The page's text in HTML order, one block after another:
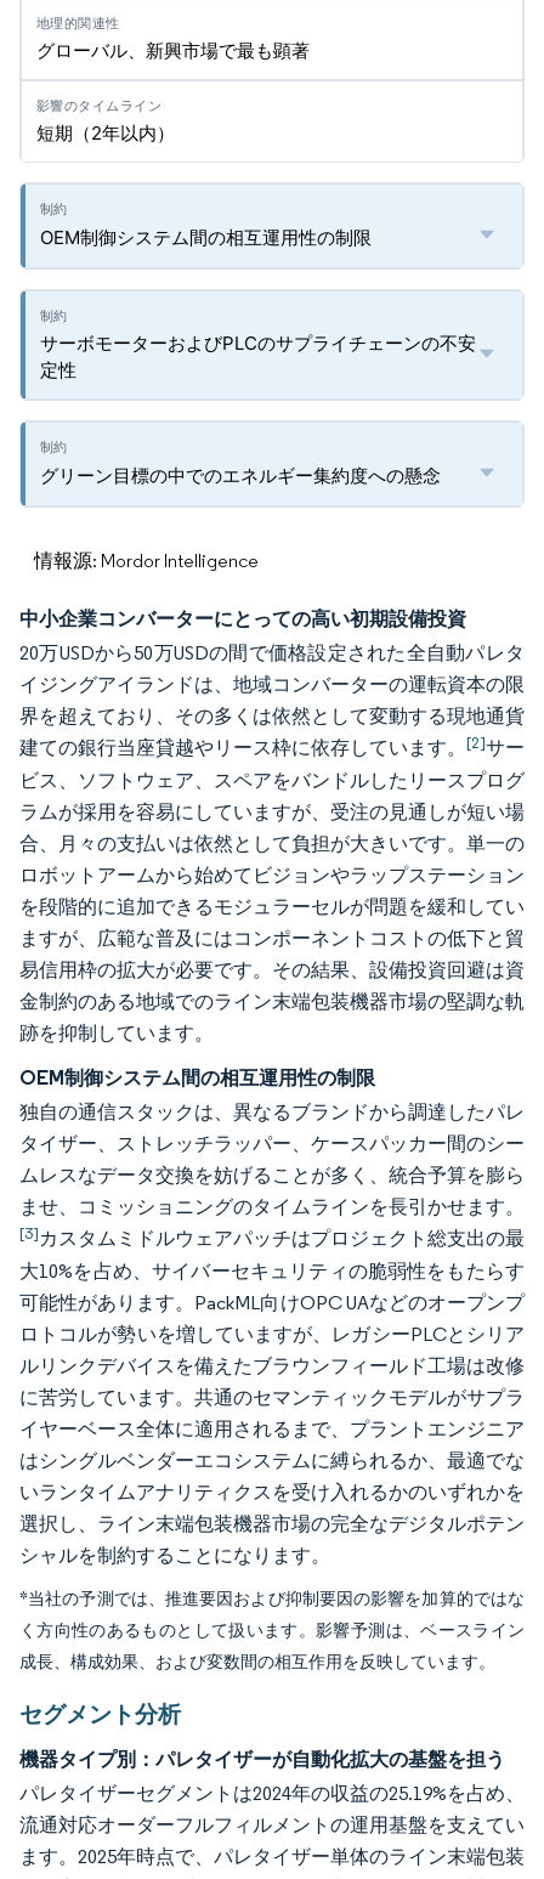
グローバル、新興市場で最も顕著
短期（2年以内）
OEM制御システム間の相互運用性の制限
サーボモーターおよびPLCのサプライチェーンの不安
定性
グリーン目標の中でのエネルギー集約度への懸念
情報源: Mordor Intelligence
中小企業コンバーターにとっての高い初期設備投資
20万USDから50万USDの間で価格設定された全自動パレタ
イジングアイランドは、地域コンバーターの運転資本の限
界を超えており、その多くは依然として変動する現地通貨
建ての銀行当座貸越やリース枠に依存しています。 [2]サー
ビス、ソフトウェア、スペアをバンドルしたリースプログ
ラムが採用を容易にしていますが、受注の見通しが短い場
合、月々の支払いは依然として負担が大きいです。単一の
ロボットアームから始めてビジョンやラップステーション
を段階的に追加できるモジュラーセルが問題を緩和してい
ますが、広範な普及にはコンポーネントコストの低下と貿
易信用枠の拡大が必要です。その結果、設備投資回避は資
金制約のある地域でのライン末端包装機器市場の堅調な軌
跡を抑制しています。
OEM制御システム間の相互運用性の制限
独自の通信スタックは、異なるブランドから調達したパレ
タイザー、ストレッチラッパー、ケースパッカー間のシー
ムレスなデータ交換を妨げることが多く、統合予算を膨ら
ませ、コミッショニングのタイムラインを長引かせます。
[3]カスタムミドルウェアパッチはプロジェクト総支出の最
大10%を占め、サイバーセキュリティの脆弱性をもたらす
可能性があります。PackML向けOPC UAなどのオープンプ
ロトコルが勢いを増していますが、レガシーPLCとシリア
ルリンクデバイスを備えたブラウンフィールド工場は改修
に苦労しています。共通のセマンティックモデルがサプラ
イヤーベース全体に適用されるまで、プラントエンジニア
はシングルベンダーエコシステムに縛られるか、最適でな
いランタイムアナリティクスを受け入れるかのいずれかを
選択し、ライン末端包装機器市場の完全なデジタルポテン
シャルを制約することになります。
*当社の予測では、推進要因および抑制要因の影響を加算的ではな
く方向性のあるものとして扱います。影響予測は、ベースライン
成長、構成効果、および変数間の相互作用を反映しています。
セグメント分析
機器タイプ別：パレタイザーが自動化拡大の基盤を担う
パレタイザーセグメントは2024年の収益の25.19%を占め、
流通対応オーダーフルフィルメントの運用基盤を支えてい
ます。2025年時点で、パレタイザー単体のライン末端包装